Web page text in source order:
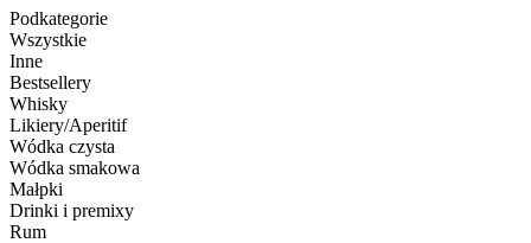
Podkategorie
Wszystkie
Inne
Bestsellery
Whisky
Likiery/Aperitif
Wódka czysta
Wódka smakowa
Małpki
Drinki i premixy
Rum